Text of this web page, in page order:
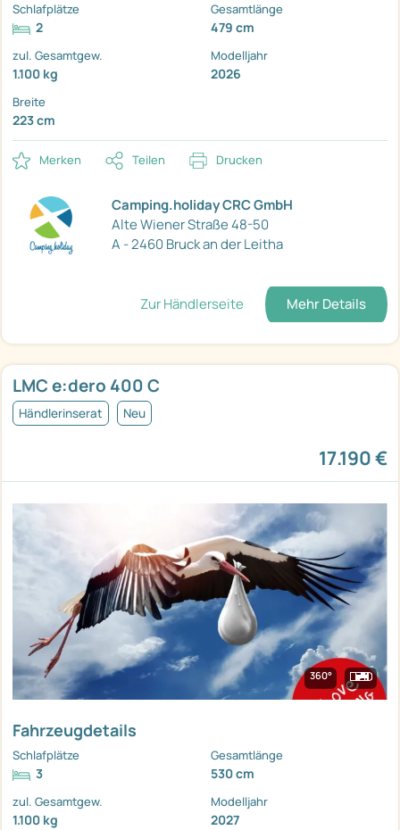
Schlafplätze
2
Gesamtlänge
479 cm
zul. Gesamtgew.
1.100 kg
Modelljahr
2026
Breite
223 cm
Merken Teilen Drucken
Camping.holiday CRC GmbH
Alte Wiener Straße 48-50
A - 2460 Bruck an der Leitha
Zur Händlerseite Mehr Details
LMC e:dero 400 C
Händlerinserat Neu
17.190 €
360°
Fahrzeugdetails
Schlafplätze
3
Gesamtlänge
530 cm
zul. Gesamtgew.
1.100 kg
Modelljahr
2027